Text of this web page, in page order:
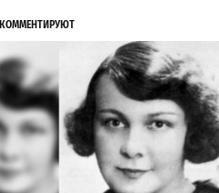
КОММЕНТИРУЮТ